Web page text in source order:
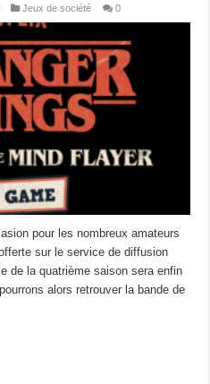
Jeux de société 0
pour les nombreux amateurs
sur le service de diffusion
de la quatrième saison sera enfin
alors retrouver la bande de